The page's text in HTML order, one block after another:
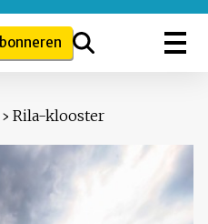
› Rila-klooster